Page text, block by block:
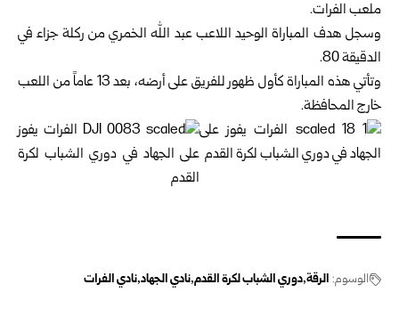
ملعب الفرات.
وسجل هدف المباراة الوحيد اللاعب عبد الله الخمري من ركلة جزاء في
الدقيقة 80.
وتأتي هذه المباراة كأول ظهور للفريق على أرضه، بعد 13 عاماً من اللعب
خارج المحافظة.
الوسوم: الرقة دوري الشباب لكرة القدم نادي الجهاد نادي الفرات